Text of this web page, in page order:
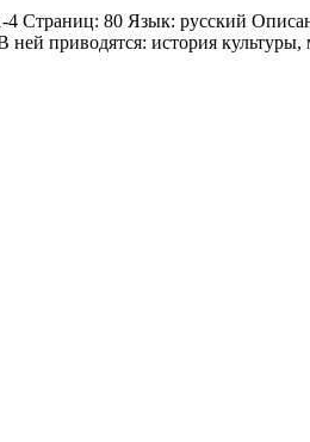
Страниц: 80 Язык: русский
приводятся: история культуры,